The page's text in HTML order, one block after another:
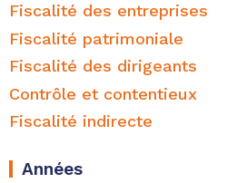
Fiscalité des entreprises
Fiscalité patrimoniale
Fiscalité des dirigeants
Contrôle et contentieux
Fiscalité indirecte
Années